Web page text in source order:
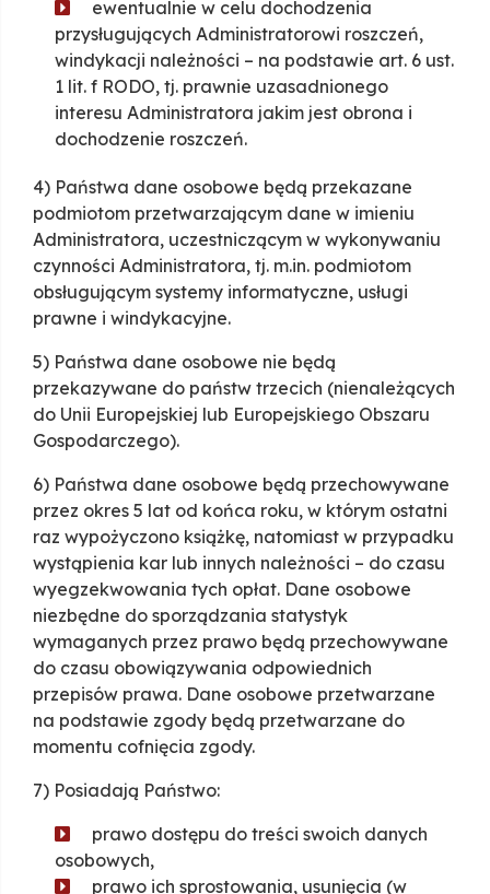
ewentualnie w celu dochodzenia
przysługujących Administratorowi roszczeń,
windykacji należności – na podstawie art. 6 ust.
1 lit. f RODO, tj. prawnie uzasadnionego
interesu Administratora jakim jest obrona i
dochodzenie roszczeń.
4) Państwa dane osobowe będą przekazane
podmiotom przetwarzającym dane w imieniu
Administratora, uczestniczącym w wykonywaniu
czynności Administratora, tj. m.in. podmiotom
obsługującym systemy informatyczne, usługi
prawne i windykacyjne.
5) Państwa dane osobowe nie będą
przekazywane do państw trzecich (nienależących
do Unii Europejskiej lub Europejskiego Obszaru
Gospodarczego).
6) Państwa dane osobowe będą przechowywane
przez okres 5 lat od końca roku, w którym ostatni
raz wypożyczono książkę, natomiast w przypadku
wystąpienia kar lub innych należności – do czasu
wyegzekwowania tych opłat. Dane osobowe
niezbędne do sporządzania statystyk
wymaganych przez prawo będą przechowywane
do czasu obowiązywania odpowiednich
przepisów prawa. Dane osobowe przetwarzane
na podstawie zgody będą przetwarzane do
momentu cofnięcia zgody.
7) Posiadają Państwo:
prawo dostępu do treści swoich danych
osobowych,
prawo ich sprostowania, usunięcia (w